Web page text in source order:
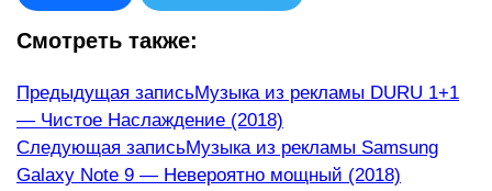
Смотреть также:
Еще
статьи
Предыдущая записьМузыка из рекламы DURU 1+1
— Чистое Наслаждение (2018)
Следующая записьМузыка из рекламы Samsung
Galaxy Note 9 — Невероятно мощный (2018)